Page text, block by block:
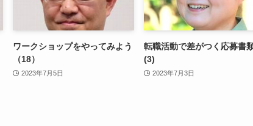
ワークショップをやってみよう
（18）
2023年7月5日
転職活動で差がつく応募書
(3)
2023年7月3日